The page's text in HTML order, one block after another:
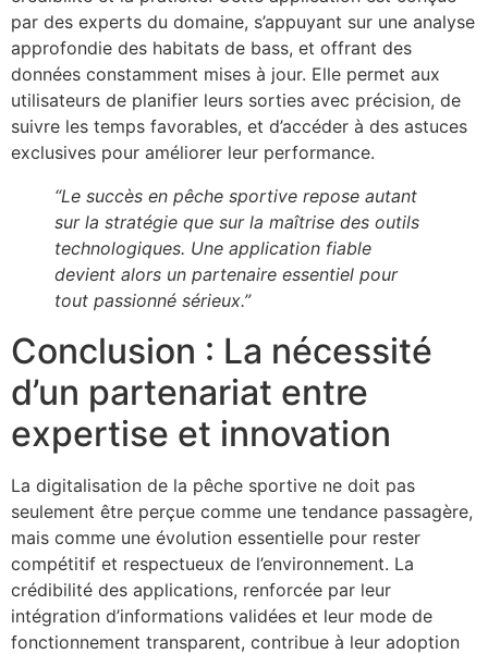
par des experts du domaine, s’appuyant sur une analyse
approfondie des habitats de bass, et offrant des
données constamment mises à jour. Elle permet aux
utilisateurs de planifier leurs sorties avec précision, de
suivre les temps favorables, et d’accéder à des astuces
exclusives pour améliorer leur performance.
“Le succès en pêche sportive repose autant
sur la stratégie que sur la maîtrise des outils
technologiques. Une application fiable
devient alors un partenaire essentiel pour
tout passionné sérieux.”
Conclusion : La nécessité
d’un partenariat entre
expertise et innovation
La digitalisation de la pêche sportive ne doit pas
seulement être perçue comme une tendance passagère,
mais comme une évolution essentielle pour rester
compétitif et respectueux de l’environnement. La
crédibilité des applications, renforcée par leur
intégration d’informations validées et leur mode de
fonctionnement transparent, contribue à leur adoption